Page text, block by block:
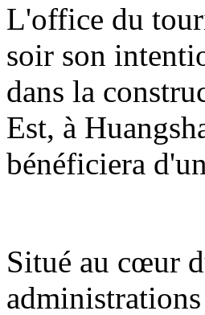
L'office du
soir son
dans la
Est, à
bénéficiera
Situé au cœur